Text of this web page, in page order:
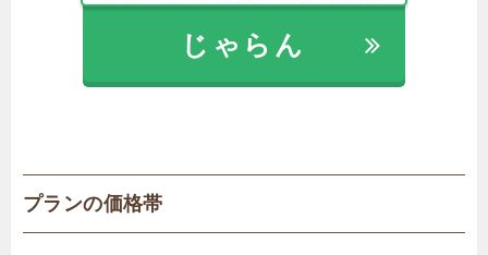
じゃらん
プランの価格帯